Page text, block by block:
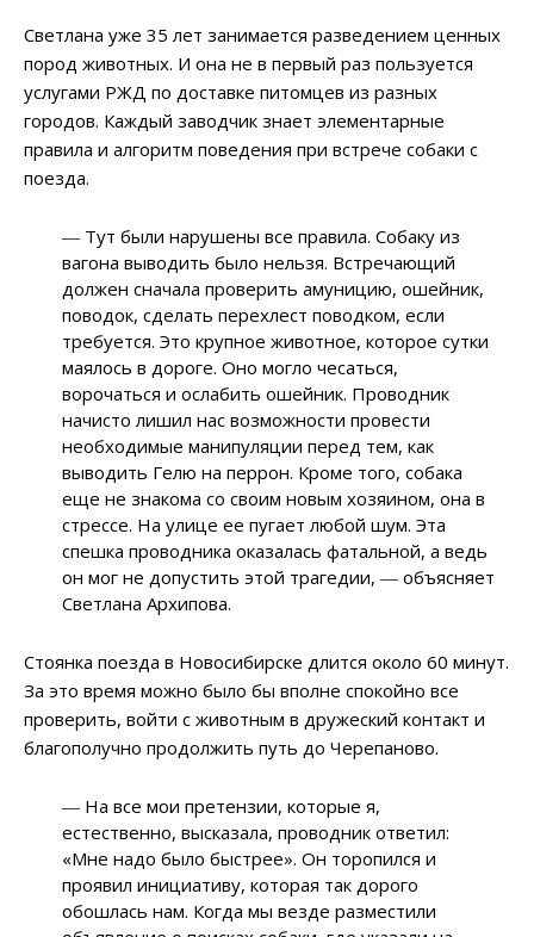
Светлана уже 35 лет занимается разведением ценных
пород животных. И она не в первый раз пользуется
услугами РЖД по доставке питомцев из разных
городов. Каждый заводчик знает элементарные
правила и алгоритм поведения при встрече собаки с
поезда.
― Тут были нарушены все правила. Собаку из
вагона выводить было нельзя. Встречающий
должен сначала проверить амуницию, ошейник,
поводок, сделать перехлест поводком, если
требуется. Это крупное животное, которое сутки
маялось в дороге. Оно могло чесаться,
ворочаться и ослабить ошейник. Проводник
начисто лишил нас возможности провести
необходимые манипуляции перед тем, как
выводить Гелю на перрон. Кроме того, собака
еще не знакома со своим новым хозяином, она в
стрессе. На улице ее пугает любой шум. Эта
спешка проводника оказалась фатальной, а ведь
он мог не допустить этой трагедии, ― объясняет
Светлана Архипова.
Стоянка поезда в Новосибирске длится около 60 минут.
За это время можно было бы вполне спокойно все
проверить, войти с животным в дружеский контакт и
благополучно продолжить путь до Черепаново.
― На все мои претензии, которые я,
естественно, высказала, проводник ответил:
«Мне надо было быстрее». Он торопился и
проявил инициативу, которая так дорого
обошлась нам. Когда мы везде разместили